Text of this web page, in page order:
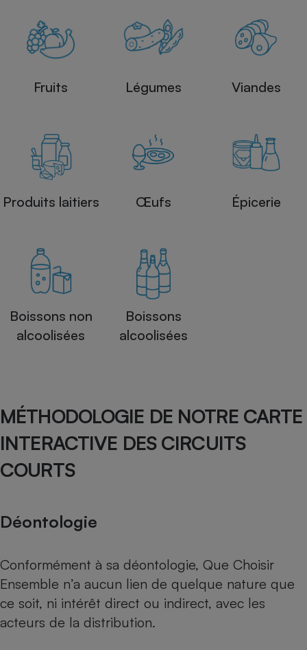
Fruits Légumes Viandes
Produits laitiers Œufs Épicerie
Boissons non
alcoolisées
Boissons
alcoolisées
MÉTHODOLOGIE DE NOTRE CARTE
INTERACTIVE DES CIRCUITS
COURTS
Déontologie
Conformément à sa déontologie, Que Choisir
Ensemble n’a aucun lien de quelque nature que
ce soit, ni intérêt direct ou indirect, avec les
acteurs de la distribution.